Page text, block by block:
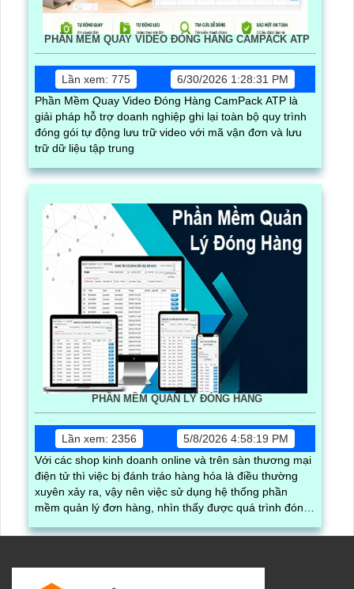
PHẦN MỀM QUAY VIDEO ĐÓNG HÀNG CAMPACK ATP
Lần xem: 775
6/30/2026 1:28:31 PM
Phần Mềm Quay Video Đóng Hàng CamPack ATP là
giải pháp hỗ trợ doanh nghiệp ghi lại toàn bộ quy trình
đóng gói tự động lưu trữ video với mã vận đơn và lưu
trữ dữ liệu tập trung
PHẦN MỀM QUẢN LÝ ĐÓNG HÀNG
Lần xem: 2356
5/8/2026 4:58:19 PM
Với các shop kinh doanh online và trên sàn thương mại
điện tử thì việc bị đánh tráo hàng hóa là điều thường
xuyên xảy ra, vậy nên việc sử dụng hệ thống phần
mềm quản lý đơn hàng, nhìn thấy được quá trình đóng
được ghi lại một cách dễ dàng